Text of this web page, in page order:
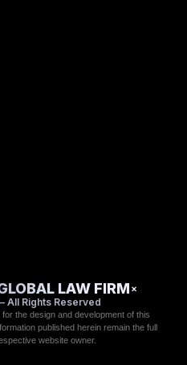
LAW FIRM ×
All Rights Reserved
the design and development of this
published herein remain the full
website owner.